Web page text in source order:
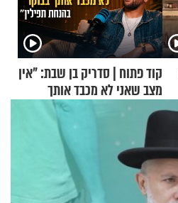
קוד פתוח | סדריק בן שבת: "אין
מצב שאני לא מכבד אותך
בבוקר בהנחת תפילין"